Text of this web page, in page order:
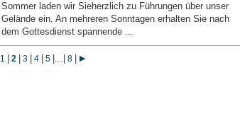
Sommer laden wir Sieherzlich zu Führungen über unser
Gelände ein. An mehreren Sonntagen erhalten Sie nach
dem Gottesdienst spannende ...
1 2 3 4 5 ... 8